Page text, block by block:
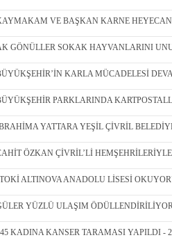
VE BAŞKAN KARNE
GÖNÜLLER SOKAK HAYVANLARINI
KARLA MÜCADELESİ
PARKLARINDA
YATTARA YEŞİL ÇİVRİL
ÖZKAN ÇİVRİL’Lİ
ALTINOVA ANADOLU LİSESİ
YÜZLÜ ULAŞIM ÖDÜLLENDİRİLİYOR
KADINA KANSER TARAMASI YAPILDI -